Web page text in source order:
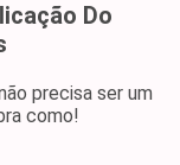
Do
precisa ser um
como!